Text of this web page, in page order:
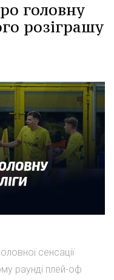
головну
розіграшу
сенсації
раунді плей-оф